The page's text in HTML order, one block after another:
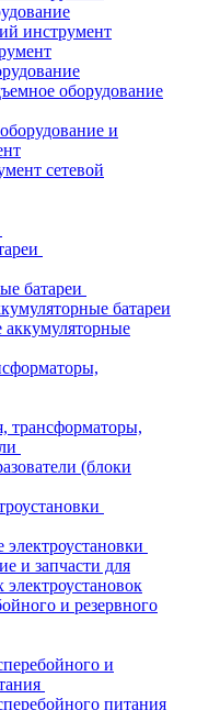
инструмент
оборудование
и
сетевой
батареи
батареи
трансформаторы,
(блоки
и запчасти для
и резервного
и
питания